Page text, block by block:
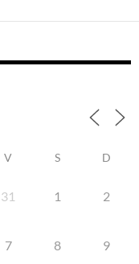
V S D
31 1 2
7 8 9